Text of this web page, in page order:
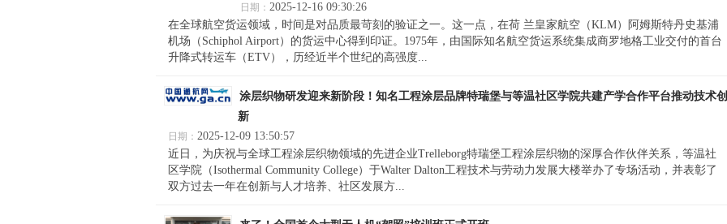
日期： 2025-12-16 09:30:26
在全球航空货运领域，时间是对品质最苛刻的验证之一。这一点，在荷 兰皇家航空（KLM）阿姆斯特丹史基浦
机场（Schiphol Airport）的货运中心得到印证。1975年，由国际知名航空货运系统集成商罗地格工业交付的首台
升降式转运车（ETV），历经近半个世纪的高强度...
涂层织物研发迎来新阶段！知名工程涂层品牌特瑞堡与等温社区学院共建产学合作平台推动技术创
新
日期： 2025-12-09 13:50:57
近日，为庆祝与全球工程涂层织物领域的先进企业Trelleborg特瑞堡工程涂层织物的深厚合作伙伴关系，等温社
区学院（Isothermal Community College）于Walter Dalton工程技术与劳动力发展大楼举办了专场活动，并表彰了
双方过去一年在创新与人才培养、社区发展方...